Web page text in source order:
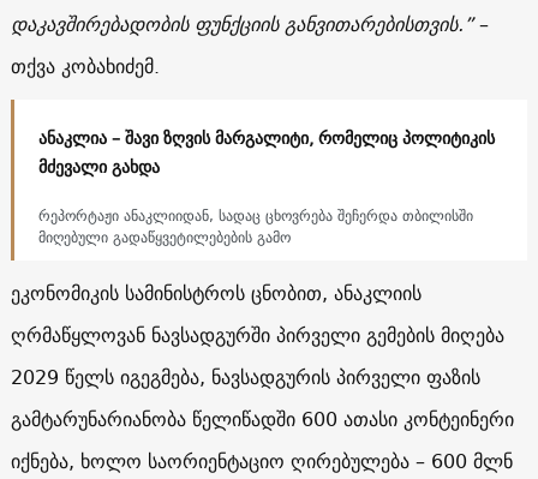
დაკავშირებადობის ფუნქციის განვითარებისთვის.”–
თქვა კობახიძემ.
ანაკლია – შავი ზღვის მარგალიტი, რომელიც პოლიტიკის
მძევალი გახდა
რეპორტაჟი ანაკლიიდან, სადაც ცხოვრება შეჩერდა თბილისში
მიღებული გადაწყვეტილებების გამო
ეკონომიკის სამინისტროს ცნობით, ანაკლიის
ღრმაწყლოვან ნავსადგურში პირველი გემების მიღება
2029 წელს იგეგმება, ნავსადგურის პირველი ფაზის
გამტარუნარიანობა წელიწადში 600 ათასი კონტეინერი
იქნება, ხოლო საორიენტაციო ღირებულება – 600 მლნ